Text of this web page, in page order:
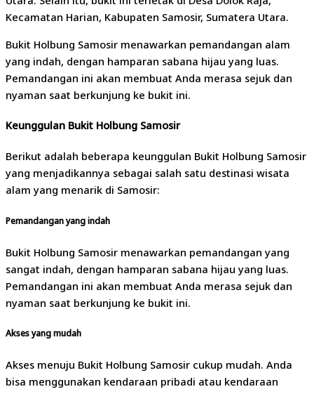
Kecamatan Harian, Kabupaten Samosir, Sumatera Utara.
Bukit Holbung Samosir menawarkan pemandangan alam
yang indah, dengan hamparan sabana hijau yang luas.
Pemandangan ini akan membuat Anda merasa sejuk dan
nyaman saat berkunjung ke bukit ini.
Keunggulan Bukit Holbung Samosir
Berikut adalah beberapa keunggulan Bukit Holbung Samosir
yang menjadikannya sebagai salah satu destinasi wisata
alam yang menarik di Samosir:
Pemandangan yang indah
Bukit Holbung Samosir menawarkan pemandangan yang
sangat indah, dengan hamparan sabana hijau yang luas.
Pemandangan ini akan membuat Anda merasa sejuk dan
nyaman saat berkunjung ke bukit ini.
Akses yang mudah
Akses menuju Bukit Holbung Samosir cukup mudah. Anda
bisa menggunakan kendaraan pribadi atau kendaraan